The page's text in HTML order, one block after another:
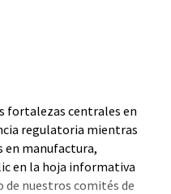
fortalezas centrales en
regulatoria mientras
en manufactura,
en la hoja informativa
nuestros comités de